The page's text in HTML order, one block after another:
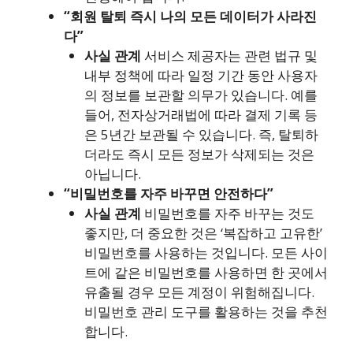
“회원 탈퇴 즉시 나의 모든 데이터가 사라진
다”
사실 관계 서비스 제공자는 관련 법규 및
내부 정책에 따라 일정 기간 동안 사용자
의 정보를 보관할 의무가 있습니다. 예를
들어, 전자상거래법에 따라 결제 기록 등
은 5년간 보관될 수 있습니다. 즉, 탈퇴하
더라도 즉시 모든 정보가 삭제되는 것은
아닙니다.
“비밀번호를 자주 바꾸면 안전하다”
사실 관계 비밀번호를 자주 바꾸는 것도
좋지만, 더 중요한 것은 ‘복잡하고 고유한’
비밀번호를 사용하는 것입니다. 모든 사이
트에 같은 비밀번호를 사용하면 한 곳에서
유출될 경우 모든 계정이 위험해집니다.
비밀번호 관리 도구를 활용하는 것을 추천
합니다.